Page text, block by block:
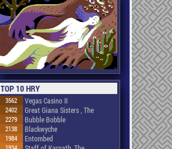
TOP 10 HRY
3562 Vegas Casino II
2402 Great Giana Sisters , The
2279 Bubble Bobble
2138 Blackwyche
1984 Entombed